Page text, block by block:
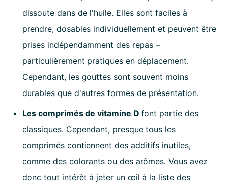
dissoute dans de l'huile. Elles sont faciles à
prendre, dosables individuellement et peuvent être
prises indépendamment des repas –
particulièrement pratiques en déplacement.
Cependant, les gouttes sont souvent moins
durables que d'autres formes de présentation.
Les comprimés de vitamine D font partie des
classiques. Cependant, presque tous les
comprimés contiennent des additifs inutiles,
comme des colorants ou des arômes. Vous avez
donc tout intérêt à jeter un œil à la liste des